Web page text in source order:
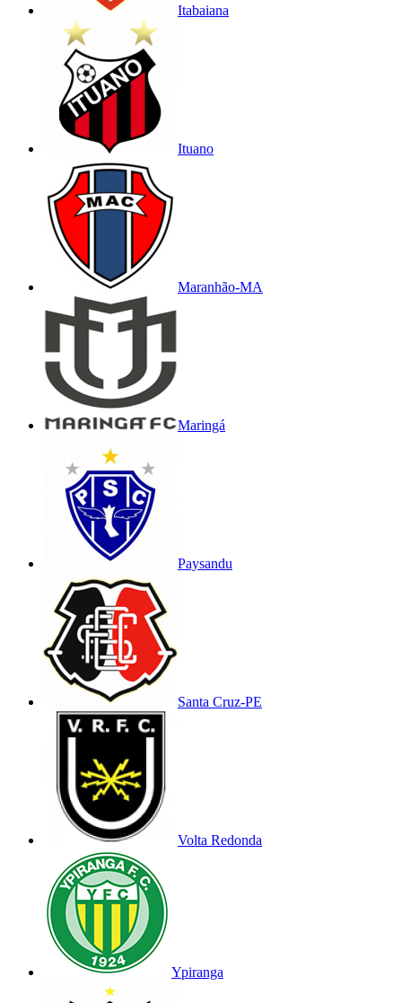
Itabaiana
Ituano
Maranhão-MA
Maringá
Paysandu
Santa Cruz-PE
Volta Redonda
Ypiranga